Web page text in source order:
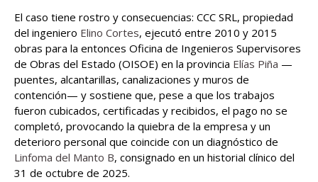
El caso tiene rostro y consecuencias: CCC SRL, propiedad
del ingeniero Elino Cortes, ejecutó entre 2010 y 2015
obras para la entonces Oficina de Ingenieros Supervisores
de Obras del Estado (OISOE) en la provincia Elías Piña —
puentes, alcantarillas, canalizaciones y muros de
contención— y sostiene que, pese a que los trabajos
fueron cubicados, certificadas y recibidos, el pago no se
completó, provocando la quiebra de la empresa y un
deterioro personal que coincide con un diagnóstico de
Linfoma del Manto B, consignado en un historial clínico del
31 de octubre de 2025.